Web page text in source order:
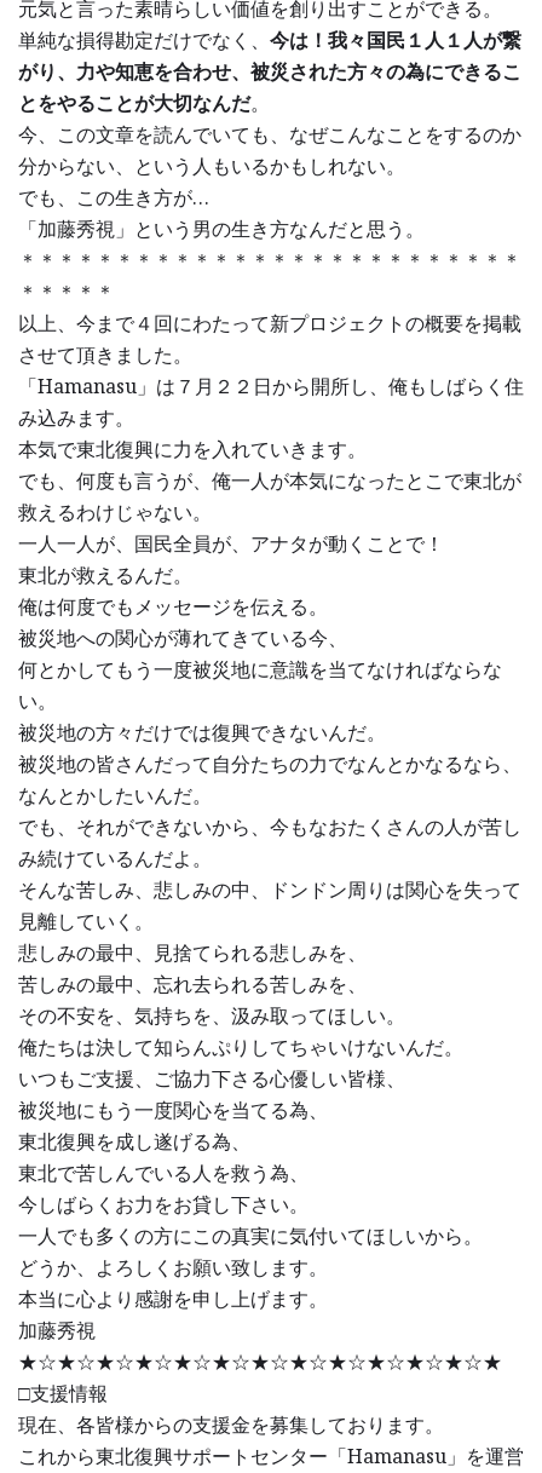
元気と言った素晴らしい価値を創り出すことができる。
単純な損得勘定だけでなく、 今は！我々国民１人１人が繋
がり、力や知恵を合わせ、被災された方々の為にできるこ
とをやることが大切なんだ。
今、この文章を読んでいても、なぜこんなことをするのか
分からない、という人もいるかもしれない。
でも、この生き方が…
「加藤秀視」という男の生き方なんだと思う。
＊＊＊＊＊＊＊＊＊＊＊＊＊＊＊＊＊＊＊＊＊＊＊＊＊＊
＊＊＊＊＊
以上、今まで４回にわたって新プロジェクトの概要を掲載
させて頂きました。
「Hamanasu」は７月２２日から開所し、俺もしばらく住
み込みます。
本気で東北復興に力を入れていきます。
でも、何度も言うが、俺一人が本気になったとこで東北が
救えるわけじゃない。
一人一人が、国民全員が、アナタが動くことで！
東北が救えるんだ。
俺は何度でもメッセージを伝える。
被災地への関心が薄れてきている今、
何とかしてもう一度被災地に意識を当てなければならな
い。
被災地の方々だけでは復興できないんだ。
被災地の皆さんだって自分たちの力でなんとかなるなら、
なんとかしたいんだ。
でも、それができないから、今もなおたくさんの人が苦し
み続けているんだよ。
そんな苦しみ、悲しみの中、ドンドン周りは関心を失って
見離していく。
悲しみの最中、見捨てられる悲しみを、
苦しみの最中、忘れ去られる苦しみを、
その不安を、気持ちを、汲み取ってほしい。
俺たちは決して知らんぷりしてちゃいけないんだ。
いつもご支援、ご協力下さる心優しい皆様、
被災地にもう一度関心を当てる為、
東北復興を成し遂げる為、
東北で苦しんでいる人を救う為、
今しばらくお力をお貸し下さい。
一人でも多くの方にこの真実に気付いてほしいから。
どうか、よろしくお願い致します。
本当に心より感謝を申し上げます。
加藤秀視
★☆★☆★☆★☆★☆★☆★☆★☆★☆★☆★☆★☆★
□支援情報
現在、各皆様からの支援金を募集しております。
これから東北復興サポートセンター「Hamanasu」を運営